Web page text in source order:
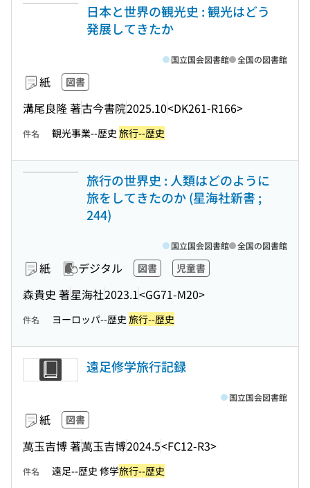
日本と世界の観光史 : 観光はどう
発展してきたか
紙 図書
溝尾良隆 著古今書院2025.10<DK261-R166>
国立国会図書館 全国の図書館
件名 観光事業--歴史 旅行--歴史
旅行の世界史 : 人類はどのように
旅をしてきたのか (星海社新書 ;
244)
紙 デジタル 図書 児童書
森貴史 著星海社2023.1<GG71-M20>
国立国会図書館 全国の図書館
件名 ヨーロッパ--歴史 旅行--歴史
遠足修学旅行記録
紙 図書
萬玉吉博 著萬玉吉博2024.5<FC12-R3>
国立国会図書館
件名 遠足--歴史 修学旅行--歴史